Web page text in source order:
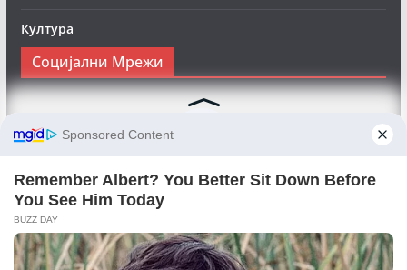
Култура
Социјални Мрежи
Следете нè на Фејсбук за да сте во тек со најновите